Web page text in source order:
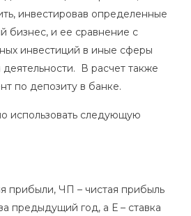
инвестировав определенные
бизнес, и ее сравнение с
инвестиций в иные сферы
В расчет также
по депозиту в банке.
использовать следующую
прибыли, ЧП – чистая прибыль
предыдущий год, а Е – ставка